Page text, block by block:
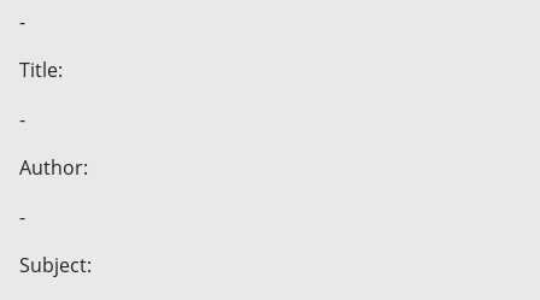
-
Title:
-
Author:
-
Subject: